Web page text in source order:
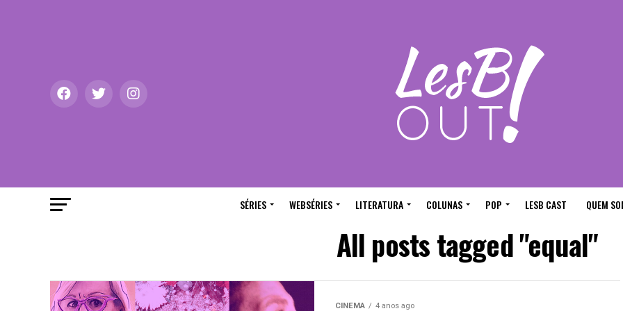
SÉRIES WEBSÉRIES LITERATURA COLUNAS POP LESB CAST QUEM
All posts tagged "equal"
CINEMA 4 anos ago